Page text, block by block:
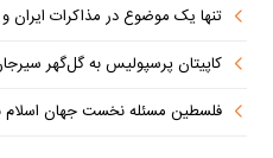
تنها یک موضوع در مذاکرات ایران و
کاپیتان پرسپولیس به گل‌گهر
فلسطین مسئله نخست جهان اسلام